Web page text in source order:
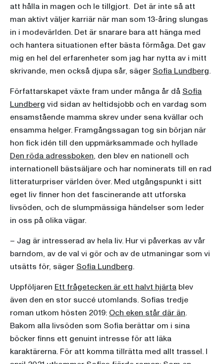
att hålla in magen och le tillgjort. Det är inte så att
man aktivt väljer karriär när man som 13-åring slungas
in i modevärlden. Det är snarare bara att hänga med
och hantera situationen efter bästa förmåga. Det gav
mig en hel del erfarenheter som jag har nytta av i mitt
skrivande, men också djupa sår, säger Sofia Lundberg.
Författarskapet växte fram under många år då Sofia
Lundberg vid sidan av heltidsjobb och en vardag som
ensamstående mamma skrev under sena kvällar och
ensamma helger. Framgångssagan tog sin början när
hon fick idén till den uppmärksammade och hyllade
Den röda adressboken, den blev en nationell och
internationell bästsäljare och har nominerats till en rad
litteraturpriser världen över. Med utgångspunkt i sitt
eget liv finner hon det fascinerande att utforska
livsöden, och de slumpmässiga händelser som leder
in oss på olika vägar.
– Jag är intresserad av hela liv. Hur vi påverkas av vår
barndom, av de val vi gör och av de utmaningar som vi
utsätts för, säger Sofia Lundberg.
Uppföljaren Ett frågetecken är ett halvt hjärta blev
även den en stor succé utomlands. Sofias tredje
roman utkom hösten 2019: Och eken står där än.
Bakom alla livsöden som Sofia berättar om i sina
böcker finns ett genuint intresse för att läka
karaktärerna. För att komma tillrätta med allt trassel. I